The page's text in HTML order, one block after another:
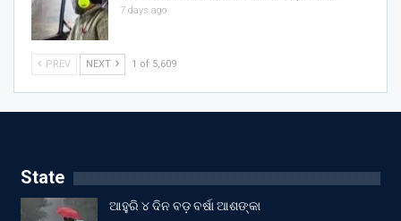
7 days ago
PREV NEXT 1 of 5,609
State
ଆହୁରି ୪ ଦିନ ବଡ଼ ବର୍ଷା ଆଶଙ୍କା